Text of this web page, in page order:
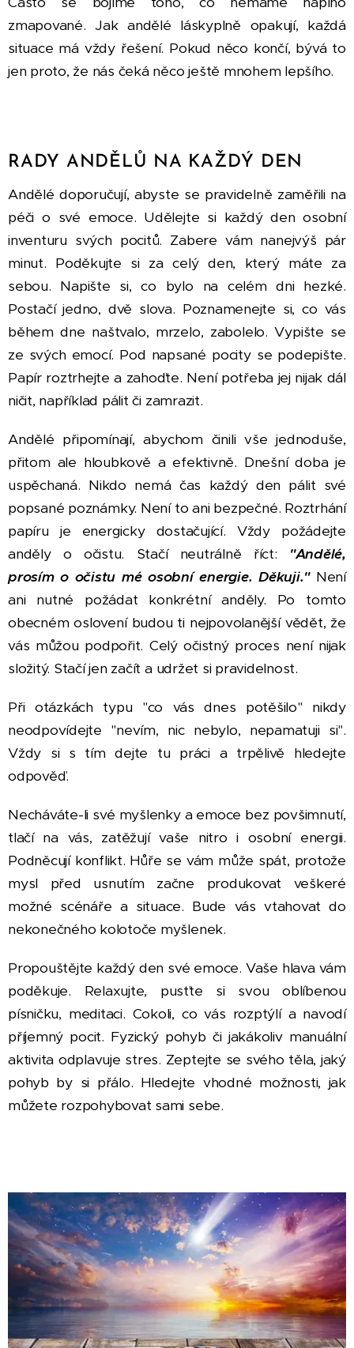
zmapované. Jak andělé láskyplně opakují, každá
situace má vždy řešení. Pokud něco končí, bývá to
jen proto, že nás čeká něco ještě mnohem lepšího.
RADY ANDĚLŮ NA KAŽDÝ DEN
Andělé doporučují, abyste se pravidelně zaměřili na
péči o své emoce. Udělejte si každý den osobní
inventuru svých pocitů. Zabere vám nanejvýš pár
minut. Poděkujte si za celý den, který máte za
sebou. Napište si, co bylo na celém dni hezké.
Postačí jedno, dvě slova. Poznamenejte si, co vás
během dne naštvalo, mrzelo, zabolelo. Vypište se
ze svých emocí. Pod napsané pocity se podepište.
Papír roztrhejte a zahoďte. Není potřeba jej nijak dál
ničit, například pálit či zamrazit.
Andělé připomínají, abychom činili vše jednoduše,
přitom ale hloubkově a efektivně. Dnešní doba je
uspěchaná. Nikdo nemá čas každý den pálit své
popsané poznámky. Není to ani bezpečné. Roztrhání
papíru je energicky dostačující. Vždy požádejte
anděly o očistu. Stačí neutrálně říct: "Andělé,
prosím o očistu mé osobní energie. Děkuji."Není
ani nutné požádat konkrétní anděly. Po tomto
obecném oslovení budou ti nejpovolanější vědět, že
vás můžou podpořit. Celý očistný proces není nijak
složitý. Stačí jen začít a udržet si pravidelnost.
Při otázkách typu "co vás dnes potěšilo" nikdy
neodpovídejte "nevím, nic nebylo, nepamatuji si".
Vždy si s tím dejte tu práci a trpělivě hledejte
odpověď.
Necháváte-li své myšlenky a emoce bez povšimnutí,
tlačí na vás, zatěžují vaše nitro i osobní energii.
Podněcují konflikt. Hůře se vám může spát, protože
mysl před usnutím začne produkovat veškeré
možné scénáře a situace. Bude vás vtahovat do
nekonečného kolotoče myšlenek.
Propouštějte každý den své emoce. Vaše hlava vám
poděkuje. Relaxujte, pusťte si svou oblíbenou
písničku, meditaci. Cokoli, co vás rozptýlí a navodí
příjemný pocit. Fyzický pohyb či jakákoliv manuální
aktivita odplavuje stres. Zeptejte se svého těla, jaký
pohyb by si přálo. Hledejte vhodné možnosti, jak
můžete rozpohybovat sami sebe.